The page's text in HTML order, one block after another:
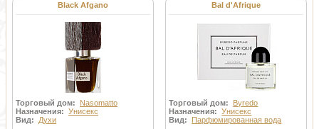
Black Afgano
Торговый дом: Nasomatto
Назначения: Унисекс
Вид: Духи
Bal d'Afrique
Торговый дом: Byredo
Назначения:Унисекс
Вид: Парфюмированная вода